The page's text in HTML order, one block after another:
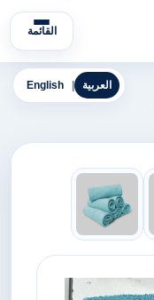
القائمة
English العربية